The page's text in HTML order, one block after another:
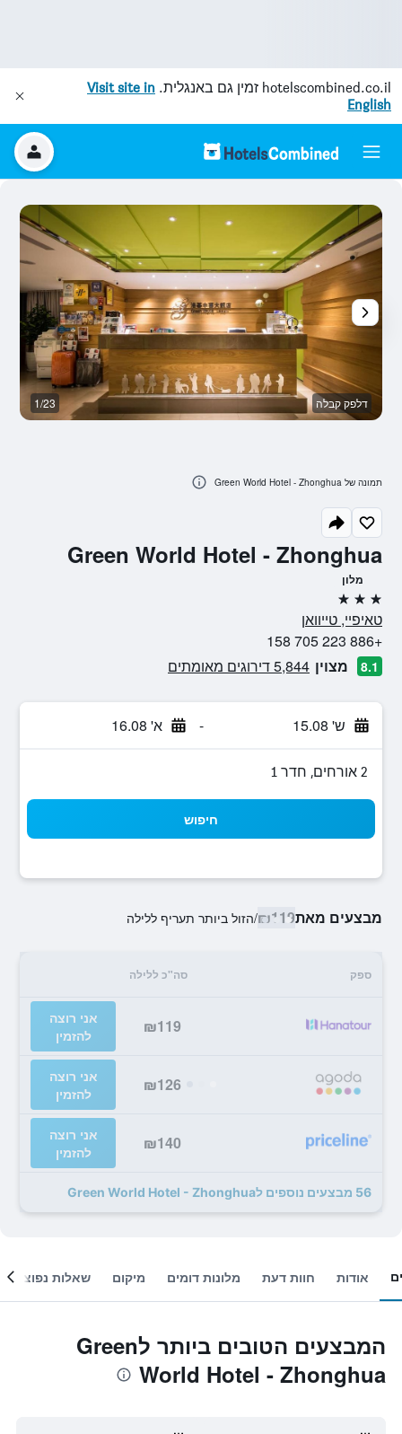
hotelscombined.co.il זמין גם באנגלית. Visit site in
English
Green World Hotel - Zhonghua
מלון
3 כוכבים
טאיפיי, טייוואן
+886 223 705 158
8.1 מצוין 5,844 דירוגים מאומתים
ש' 15.08 - א' 16.08
2 אורחים, חדר 1
חיפוש
מבצעים מאת₪119
/הזול ביותר תעריף ללילה
ספק סה"כ ללילה
₪119
אני רוצה
להזמין
₪126
אני רוצה
להזמין
₪140
אני רוצה
להזמין
56 מבצעים נוספים לGreen World Hotel - Zhonghua
דלפק קבלה 1/23
תמונה של Green World Hotel - Zhonghua
אודות חוות דעת מלונות דומים מיקום שאלות נפוצות
המבצעים הטובים ביותר לGreen
World Hotel - Zhonghua